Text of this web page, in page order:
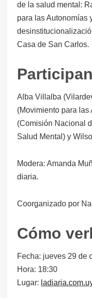
de la salud mental:
para las Autonomías
Casa de San Carlos.
Alba Villalba
(Movimiento para
(Comisión Nacional
Salud Mental) y
Modera: Amanda
diaria.
Coorganizado por
Cómo
Fecha: jueves 29 de
Hora: 18:30
Lugar: